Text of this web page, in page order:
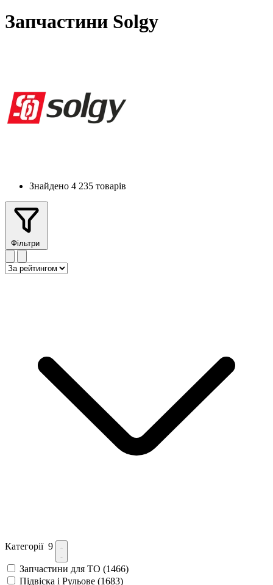
Запчастини Solgy
Знайдено 4 235 товарів
Фільтри
Категорії 9
Запчастини для ТО (1466)
Підвіска і Рульове (1683)